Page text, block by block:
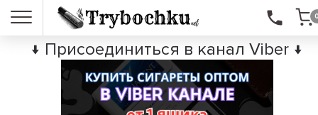
↓ Присоединиться в канал Viber ↓